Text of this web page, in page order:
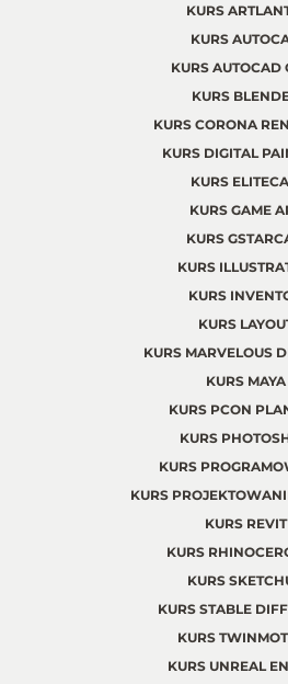
KURS
KURS
KURS AUTOCAD
KURS
KURS CORONA
KURS DIGITAL
KURS
KURS GAME
KURS
KURS
KURS
KURS
KURS MARVELOUS
KURS MAYA
KURS PCON
KURS
KURS
KURS
KURS REVIT
KURS
KURS
KURS STABLE
KURS
KURS UNREAL